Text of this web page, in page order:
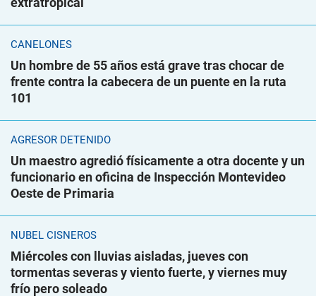
CANELONES
Un hombre de 55 años está grave tras chocar de
frente contra la cabecera de un puente en la ruta
101
AGRESOR DETENIDO
Un maestro agredió físicamente a otra docente y un
funcionario en oficina de Inspección Montevideo
Oeste de Primaria
NUBEL CISNEROS
Miércoles con lluvias aisladas, jueves con
tormentas severas y viento fuerte, y viernes muy
frío pero soleado